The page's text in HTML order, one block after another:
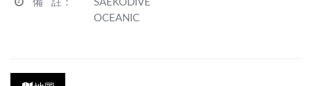
備 註 ：
SAEKODIVE
OCEANIC